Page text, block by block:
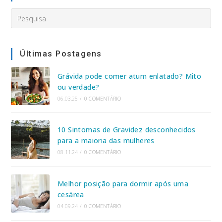
this
Últimas Postagens
Grávida pode comer atum enlatado? Mito
ou verdade?
06.03.25 / 0 COMENTÁRIO
10 Sintomas de Gravidez desconhecidos
para a maioria das mulheres
08.11.24 / 0 COMENTÁRIO
Melhor posição para dormir após uma
cesárea
04.09.24 / 0 COMENTÁRIO